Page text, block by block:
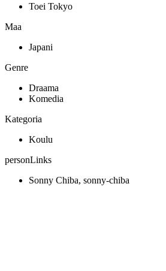
Toei Tokyo
Maa
Japani
Genre
Draama
Komedia
Kategoria
Koulu
personLinks
Sonny Chiba, sonny-chiba